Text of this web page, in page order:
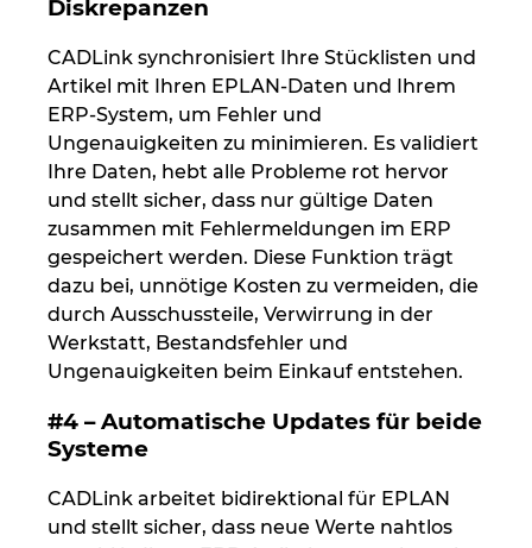
Diskrepanzen
CADLink synchronisiert Ihre Stücklisten und
Artikel mit Ihren EPLAN-Daten und Ihrem
ERP-System, um Fehler und
Ungenauigkeiten zu minimieren. Es validiert
Ihre Daten, hebt alle Probleme rot hervor
und stellt sicher, dass nur gültige Daten
zusammen mit Fehlermeldungen im ERP
gespeichert werden. Diese Funktion trägt
dazu bei, unnötige Kosten zu vermeiden, die
durch Ausschussteile, Verwirrung in der
Werkstatt, Bestandsfehler und
Ungenauigkeiten beim Einkauf entstehen.
#4 – Automatische Updates für beide
Systeme
CADLink arbeitet bidirektional für EPLAN
und stellt sicher, dass neue Werte nahtlos
Tschechische Republik
Türkei
Ukraine
Ungarn
USA
Vereinigte Arabische Emirate